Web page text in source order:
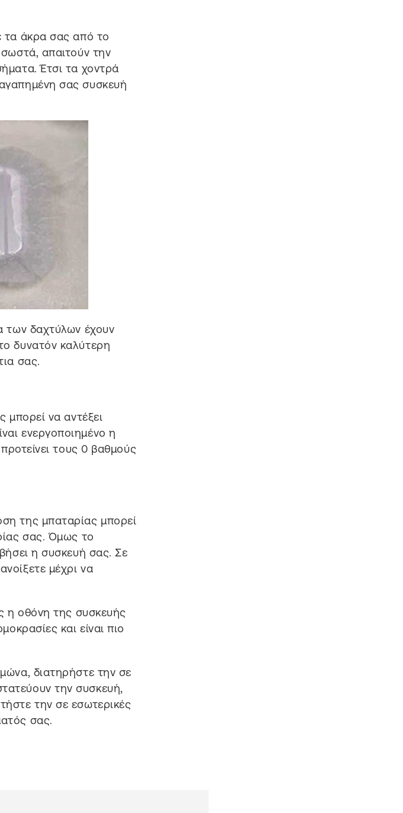
τα άκρα σας από το
απαιτούν την
Έτσι τα χοντρά
σας συσκευή
των δαχτύλων έχουν
δυνατόν καλύτερη
σας.
μπορεί να αντέξει
ενεργοποιημένο η
τους 0 βαθμούς
της μπαταρίας μπορεί
σας. Όμως το
η συσκευή σας. Σε
μέχρι να
η οθόνη της συσκευής
και είναι πιο
διατηρήστε την σε
την συσκευή,
την σε εσωτερικές
σας.